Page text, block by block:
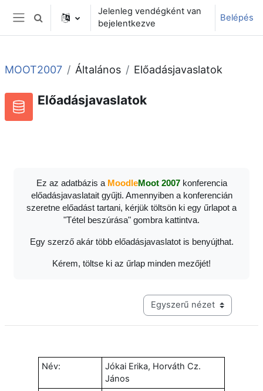
Tovább a fő tartalomhoz
Oldalpanel
Keresési bemeneti adatok váltása
Jelenleg vendégként van
bejelentkezve
Belépés
MOOT2007 Általános Előadásjavaslatok
Előadásjavaslatok
Ez az adatbázis a MoodleMoot 2007konferencia
előadásjavaslatait gyűjti. Amennyiben a konferencián
szeretne előadást tartani, kérjük töltsön ki egy űrlapot a
"Tétel beszúrása" gombra kattintva.
Egy szerző akár több előadásjavaslatot is benyújthat.
Kérem, töltse ki az űrlap minden mezőjét!
Harmadik szintű navigáció
Név:
Jókai Erika, Horváth Cz.
János